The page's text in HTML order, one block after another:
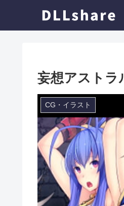
妄想アストラ
CG・イラスト